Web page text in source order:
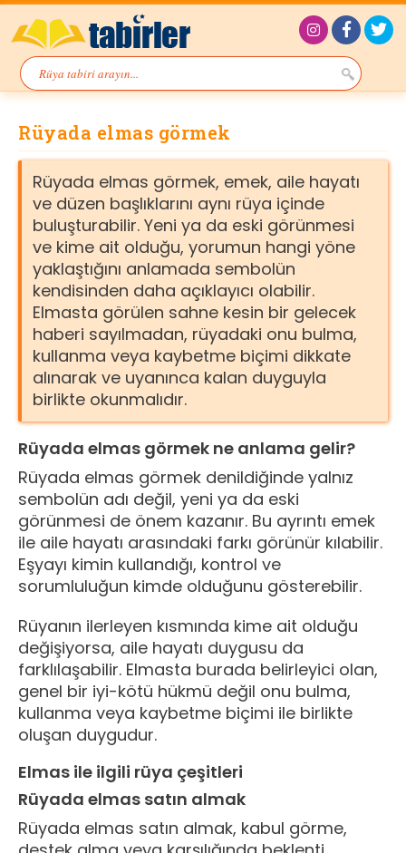
Rüyada elmas görmek
Rüyada elmas görmek, emek, aile hayatı
ve düzen başlıklarını aynı rüya içinde
buluşturabilir. Yeni ya da eski görünmesi
ve kime ait olduğu, yorumun hangi yöne
yaklaştığını anlamada sembolün
kendisinden daha açıklayıcı olabilir.
Elmasta görülen sahne kesin bir gelecek
haberi sayılmadan, rüyadaki onu bulma,
kullanma veya kaybetme biçimi dikkate
alınarak ve uyanınca kalan duyguyla
birlikte okunmalıdır.
Rüyada elmas görmek ne anlama gelir?
Rüyada elmas görmek denildiğinde yalnız
sembolün adı değil, yeni ya da eski
görünmesi de önem kazanır. Bu ayrıntı emek
ile aile hayatı arasındaki farkı görünür kılabilir.
Eşyayı kimin kullandığı, kontrol ve
sorumluluğun kimde olduğunu gösterebilir.
Rüyanın ilerleyen kısmında kime ait olduğu
değişiyorsa, aile hayatı duygusu da
farklılaşabilir. Elmasta burada belirleyici olan,
genel bir iyi-kötü hükmü değil onu bulma,
kullanma veya kaybetme biçimi ile birlikte
oluşan duygudur.
Elmas ile ilgili rüya çeşitleri
Rüyada elmas satın almak
Rüyada elmas satın almak, kabul görme,